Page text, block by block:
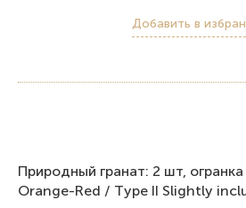
Добавить в
Природный гранат: 2 шт, огранка
Orange-Red / Тyре II Slightly